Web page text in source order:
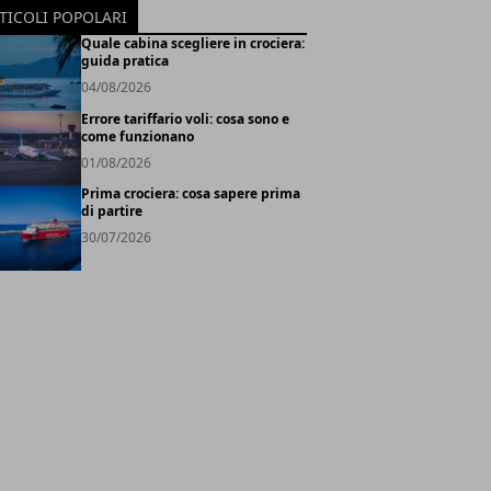
POPOLARI
Quale cabina scegliere in crociera:
guida pratica
04/08/2026
Errore tariffario voli: cosa sono e
come funzionano
01/08/2026
Prima crociera: cosa sapere prima
di partire
30/07/2026